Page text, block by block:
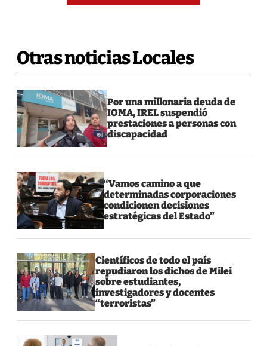
Otras noticias Locales
Por una millonaria deuda de
IOMA, IREL suspendió
prestaciones a personas con
discapacidad
“Vamos camino a que
determinadas corporaciones
condicionen decisiones
estratégicas del Estado”
Científicos de todo el país
repudiaron los dichos de Milei
sobre estudiantes,
investigadores y docentes
“terroristas”